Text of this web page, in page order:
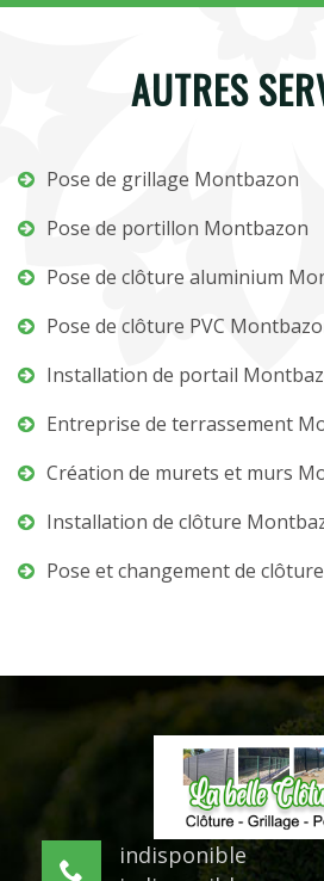
AUTRES
Pose de grillage Montbazon
Pose de portillon Montbazon
Pose de clôture aluminium
Pose de clôture PVC
Installation de portail
Entreprise de terrassement
Création de murets et murs
Installation de clôture
Pose et changement de
indisponible